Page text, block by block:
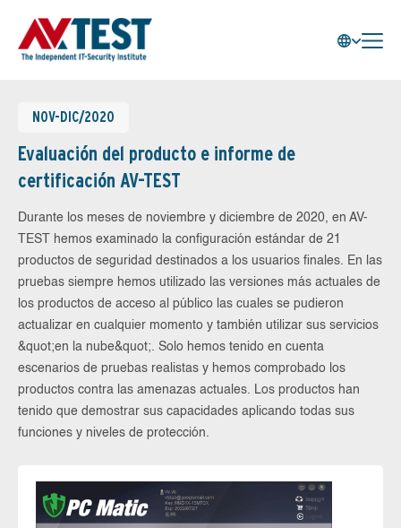
NOV-DIC/2020
Evaluación del producto e informe de
certificación AV-TEST
Durante los meses de noviembre y diciembre de 2020, en AV-
TEST hemos examinado la configuración estándar de 21
productos de seguridad destinados a los usuarios finales. En las
pruebas siempre hemos utilizado las versiones más actuales de
los productos de acceso al público las cuales se pudieron
actualizar en cualquier momento y también utilizar sus servicios
&quot;en la nube&quot;. Solo hemos tenido en cuenta
escenarios de pruebas realistas y hemos comprobado los
productos contra las amenazas actuales. Los productos han
tenido que demostrar sus capacidades aplicando todas sus
funciones y niveles de protección.